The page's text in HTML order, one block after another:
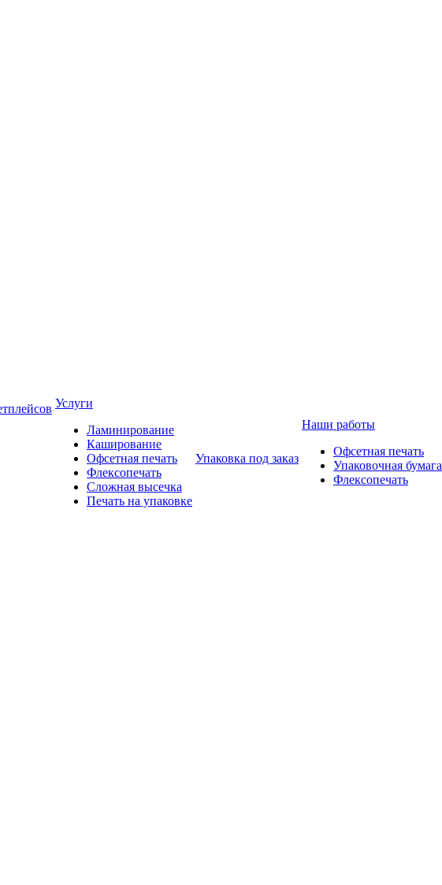
Услуги
Ламинирование
Каширование
Офсетная печать
Флексопечать
Сложная высечка
Печать на упаковке
Упаковка под заказ
Наши работы
Офсетная печать
Упаковочная бумага
Флексопечать